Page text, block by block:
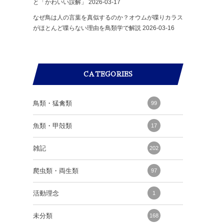
と「かわいい誤解」
2026-03-17
なぜ鳥は人の言葉を真似するのか？オウムが喋りカラス
がほとんど喋らない理由を鳥類学で解説 2026-03-16
CATEGORIES
鳥類・猛禽類 99
魚類・甲殻類 17
雑記 202
爬虫類・両生類 97
活動理念 1
未分類 168